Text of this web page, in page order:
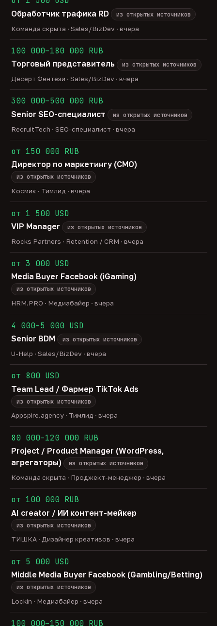
Обработчик трафика RD
из открытых источников
Команда скрыта · Sales/BizDev · вчера
100 000–180 000 RUB
Торговый представитель
из открытых источников
Десерт Фентези · Sales/BizDev · вчера
300 000–500 000 RUB
Senior SEO-специалист
из открытых источников
RecruitTech · SEO-специалист · вчера
от 150 000 RUB
Директор по маркетингу (CMO)
из открытых источников
Космик · Тимлид · вчера
от 1 500 USD
VIP Manager
из открытых источников
Rocks Partners · Retention / CRM · вчера
от 3 000 USD
Media Buyer Facebook (iGaming)
из открытых источников
HRM.PRO · Медиабайер · вчера
4 000–5 000 USD
Senior BDM
из открытых источников
U-Help · Sales/BizDev · вчера
от 800 USD
Team Lead / Фармер TikTok Ads
из открытых источников
Appspire.agency · Тимлид · вчера
80 000–120 000 RUB
Project / Product Manager (WordPress,
агрегаторы)
из открытых источников
Команда скрыта · Проджект-менеджер · вчера
от 100 000 RUB
AI creator / ИИ контент-мейкер
из открытых источников
ТИШКА · Дизайнер креативов · вчера
от 5 000 USD
Middle Media Buyer Facebook (Gambling/Betting)
из открытых источников
Lockin · Медиабайер · вчера
100 000–150 000 RUB